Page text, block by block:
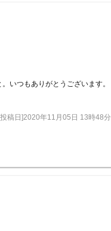
いつもありがとうございます。
[投稿日]2020年11月05日 13時48分